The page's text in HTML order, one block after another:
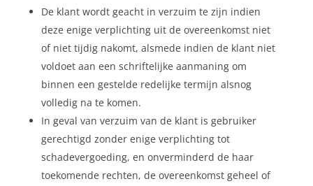
De klant wordt geacht in verzuim te zijn indien
deze enige verplichting uit de overeenkomst niet
of niet tijdig nakomt, alsmede indien de klant niet
voldoet aan een schriftelijke aanmaning om
binnen een gestelde redelijke termijn alsnog
volledig na te komen.
In geval van verzuim van de klant is gebruiker
gerechtigd zonder enige verplichting tot
schadevergoeding, en onverminderd de haar
toekomende rechten, de overeenkomst geheel of